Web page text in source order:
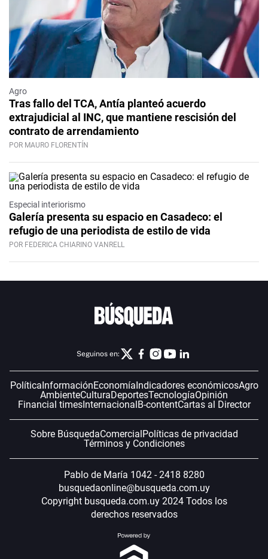
Agro
Tras fallo del TCA, Antía planteó acuerdo
extrajudicial al INC, que mantiene rescisión del
contrato de arrendamiento
POR MAURO FLORENTÍN
Especial interiorismo
Galería presenta su espacio en Casadeco: el
refugio de una periodista de estilo de vida
POR FEDERICA CHIARINO VANRELL
Seguinos en:
PolíticaInformaciónEconomíaIndicadores económicosAgro
AmbienteCulturaDeportesTecnologíaOpinión
Financial timesInternacionalB-contentCartas al Director
Sobre BúsquedaComercialPolíticas de privacidad
Términos y Condiciones
Pablo de María 1042 - 2418 8280
busquedaonline@busqueda.com.uy
Copyright busqueda.com.uy 2024 Todos los
derechos reservados